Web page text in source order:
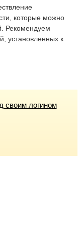
которые можно
Рекомендуем
установленных к
своим логином